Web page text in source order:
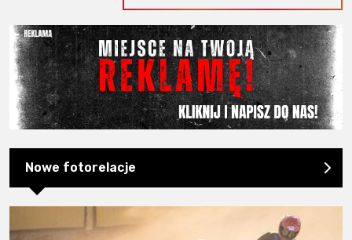
Nowe fotorelacje